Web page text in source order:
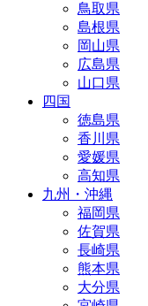
鳥取県
島根県
岡山県
広島県
山口県
四国
徳島県
香川県
愛媛県
高知県
九州・沖縄
福岡県
佐賀県
長崎県
熊本県
大分県